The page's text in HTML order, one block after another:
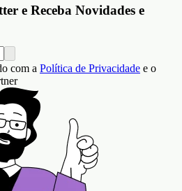
e Receba Novidades e
com a Política de Privacidade e o